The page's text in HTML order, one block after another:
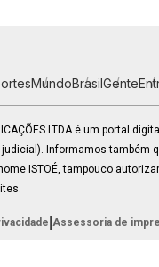
MundoBrasilGente
LTDA é um portal
Informamos também
ISTOÉ, tampouco
Assessoria de